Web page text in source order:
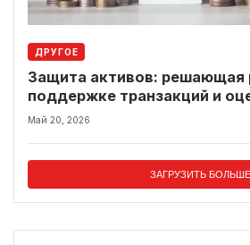
ДРУГОЕ
Защита активов: решающая
поддержке транзакций и
современном рынке
Май 20, 2026
ЗАГРУЗИТЬ БОЛЬШЕ